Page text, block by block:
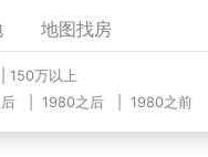
地图找房
150万以上
1980之后 1980之前